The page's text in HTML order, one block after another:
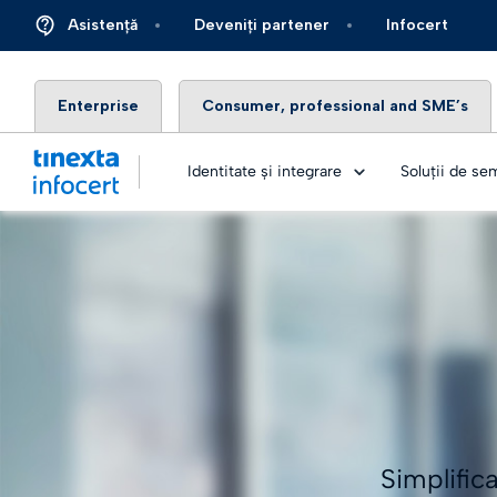
Asistență Deveniți partener Infocert
Enterprise Consumer, professional and SME’s
Identitate și integrare
Top –
Top
Soluții de